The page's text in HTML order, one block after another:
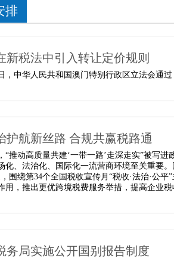
排
新税法中引入转让定价规则
，中华人民共和国澳门特别行政区立法会通
护航新丝路 合规共赢税路通
“推动高质量共建‘一带一路’走深走实”被写
化、法治化、国际化一流营商环境至关重要
围绕第34个全国税收宣传月“税收·法治·公
用，推出更优跨境税费服务举措，提高企业
务局实施公开国别报告制度